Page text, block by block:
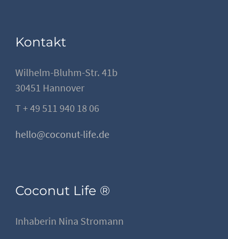
Kontakt
Wilhelm-Bluhm-Str. 41b
30451 Hannover
T + 49 511 940 18 06
hello@coconut-life.de
Coconut Life ®
Inhaberin Nina Stromann